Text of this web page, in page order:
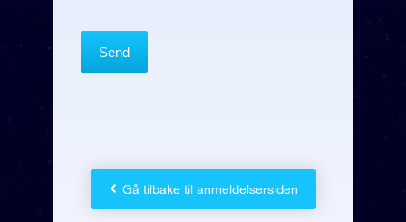
Gå tilbake til anmeldelsersiden